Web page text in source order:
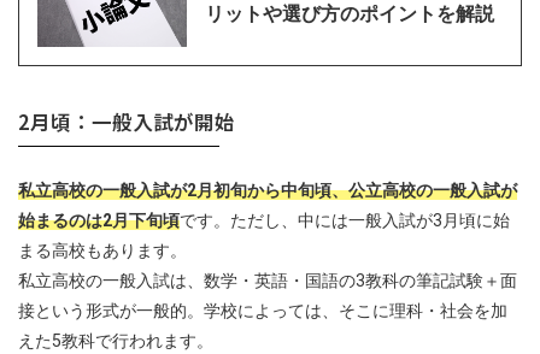
リットや選び方のポイントを解説
2月頃：一般入試が開始
私立高校の一般入試が2月初旬から中旬頃、公立高校の一般入試が
始まるのは2月下旬頃です。ただし、中には一般入試が3月頃に始
まる高校もあります。
私立高校の一般入試は、数学・英語・国語の3教科の筆記試験＋面
接という形式が一般的。学校によっては、そこに理科・社会を加
えた5教科で行われます。